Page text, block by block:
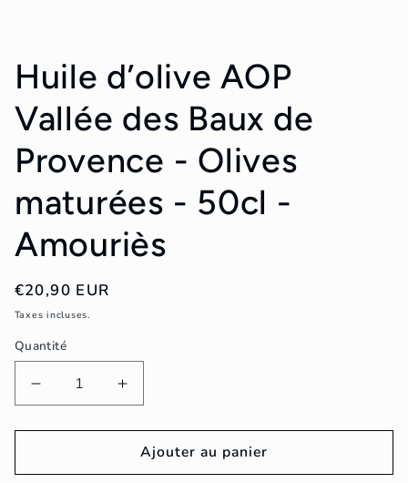
Huile d’olive AOP
Vallée des Baux de
Provence - Olives
maturées - 50cl -
Amouriès
Prix
habituel
€20,90 EUR
Taxes incluses.
Quantité
Réduire
la
quantité
Huile
Augmenter
la
quantité
de
Huile
Ajouter au panier